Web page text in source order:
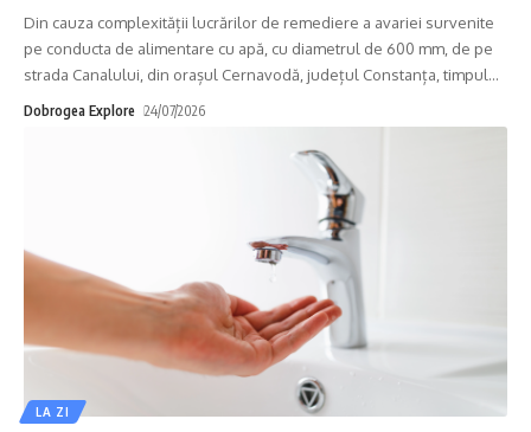
Din cauza complexității lucrărilor de remediere a avariei survenite
pe conducta de alimentare cu apă, cu diametrul de 600 mm, de pe
strada Canalului, din orașul Cernavodă, județul Constanța, timpul…
Dobrogea Explore 24/07/2026
LA ZI